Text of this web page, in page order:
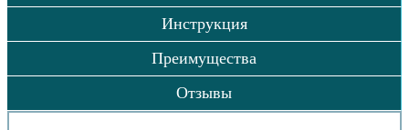
Инструкция
Преимущества
Отзывы